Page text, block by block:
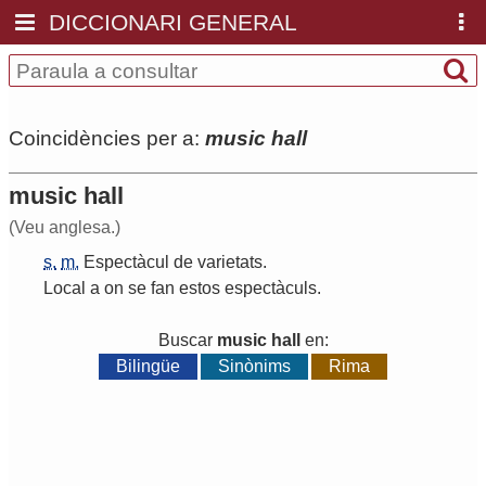
DICCIONARI GENERAL
Coincidències per a: music hall
music hall
(Veu anglesa.)
s. m. Espectàcul de varietats.
Local a on se fan estos espectàculs.
Buscar music hall
en:
Bilingüe
Sinònims Rima